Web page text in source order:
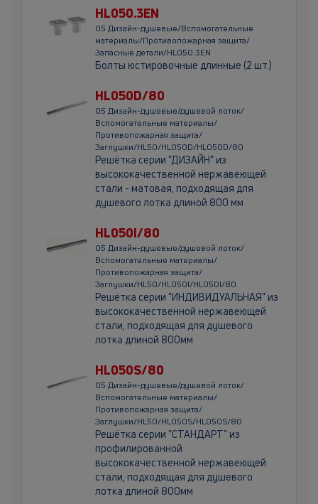
HL050.3EN
05 Дизайн-душевые/Вспомогательные
материалы/Противопожарная защита/
Запасные детали/HL050.3EN
Болты юстировочные длинные (2 шт.)
HL050D/80
05 Дизайн-душевые/душевой лоток/
Вспомогательные материалы/
Противопожарная защита/
Заглушки/HL50/HL050D/HL050D/80
Решётка серии "ДИЗАЙН" из
высококачественной нержавеющей
стали - матовая, подходящая для
душевого лотка длиной 800 мм
HL050I/80
05 Дизайн-душевые/душевой лоток/
Вспомогательные материалы/
Противопожарная защита/
Заглушки/HL50/HL050I/HL050I/80
Решётка серии "ИНДИВИДУАЛЬНАЯ" из
высококачественной нержавеющей
стали, подходящая для душевого
лотка длиной 800мм
HL050S/80
05 Дизайн-душевые/душевой лоток/
Вспомогательные материалы/
Противопожарная защита/
Заглушки/HL50/HL050S/HL050S/80
Решётка серии "СТАНДАРТ" из
профилированной
высококачественной нержавеющей
стали, подходящая для душевого
лотка длиной 800мм